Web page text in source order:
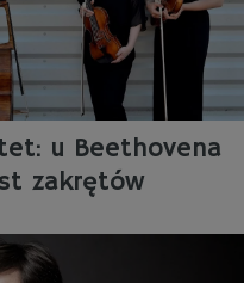
u Beethovena
zakrętów